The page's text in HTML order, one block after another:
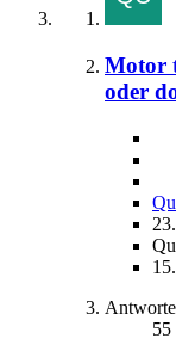
Motor
oder
55